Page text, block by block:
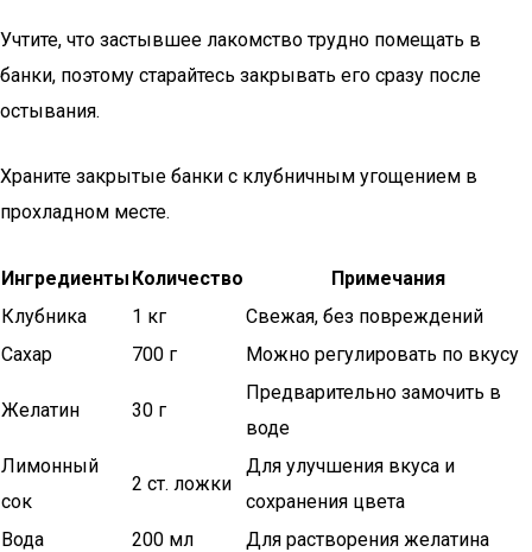
Учтите, что застывшее лакомство трудно помещать в
банки, поэтому старайтесь закрывать его сразу после
остывания.
Храните закрытые банки с клубничным угощением в
прохладном месте.
Ингредиенты Количество
Примечания
Клубника
1 кг
Свежая, без повреждений
Сахар
700 г Можно регулировать по вкусу
Желатин 30 г
Предварительно замочить в
воде
Лимонный
сок
2 ст. ложки
Для улучшения вкуса и
сохранения цвета
Вода
200 мл
Для растворения желатина